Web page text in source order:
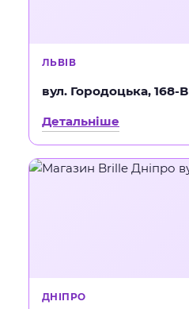
ЛЬВІВ
вул. Городоцька, 168-В
Детальніше
ДНІПРО